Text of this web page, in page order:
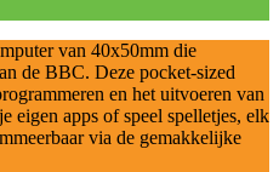
van 40x50mm die
de BBC. Deze pocket-sized
en het uitvoeren van
eigen apps of speel spelletjes, elk
via de gemakkelijke